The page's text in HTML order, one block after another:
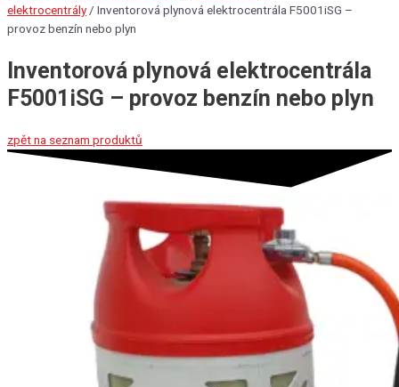
elektrocentrály/ Inventorová plynová elektrocentrála F5001iSG –
provoz benzín nebo plyn
Inventorová plynová elektrocentrála
F5001iSG – provoz benzín nebo plyn
zpět na seznam produktů